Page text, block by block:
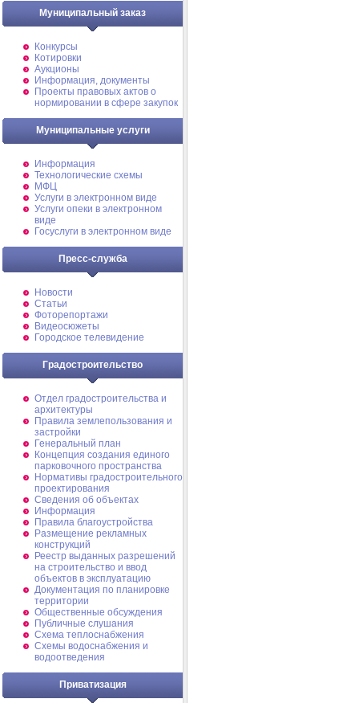
Муниципальный заказ
Конкурсы
Котировки
Аукционы
Информация, документы
Проекты правовых актов о
нормировании в сфере закупок
Муниципальные услуги
Информация
Технологические схемы
МФЦ
Услуги в электронном виде
Услуги опеки в электронном
виде
Госуслуги в электронном виде
Пресс-служба
Новости
Статьи
Фоторепортажи
Видеосюжеты
Городское телевидение
Градостроительство
Отдел градостроительства и
архитектуры
Правила землепользования и
застройки
Генеральный план
Концепция создания единого
парковочного пространства
Нормативы градостроительного
проектирования
Сведения об объектах
Информация
Правила благоустройства
Размещение рекламных
конструкций
Реестр выданных разрешений
на строительство и ввод
объектов в эксплуатацию
Документация по планировке
территории
Общественные обсуждения
Публичные слушания
Схема теплоснабжения
Схемы водоснабжения и
водоотведения
Приватизация